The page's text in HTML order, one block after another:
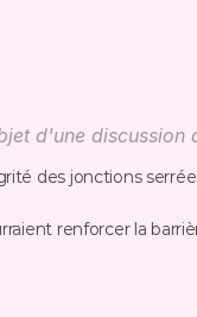
d'une discussion
des jonctions
renforcer la